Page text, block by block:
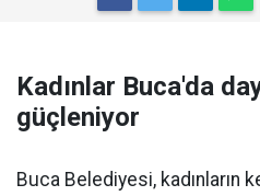
Kadınlar Buca'da
güçleniyor
Buca Belediyesi, kadınların